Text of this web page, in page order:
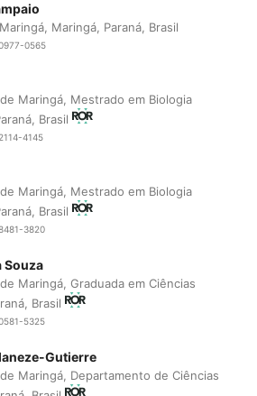
Maringá, Paraná, Brasil
0565
Maringá, Mestrado em Biologia
Brasil
4145
Maringá, Mestrado em Biologia
Brasil
3820
Souza
Maringá, Graduada em Ciências
Brasil
5325
Gutierre
Maringá, Departamento de Ciências